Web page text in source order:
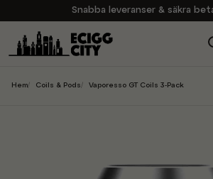
Snabba leveranser & säkra
Handla i vår butik på
Brett sortiment av
Hem Coils & Pods Vaporesso GT Coils 3-Pack